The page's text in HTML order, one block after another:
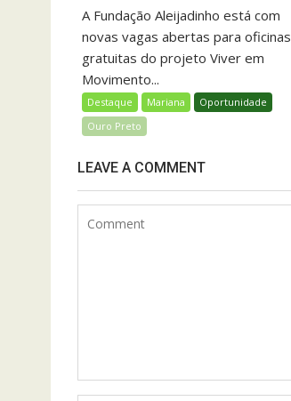
A Fundação Aleijadinho está com
novas vagas abertas para oficinas
gratuitas do projeto Viver em
Movimento...
Destaque Mariana
Oportunidade
Ouro Preto
LEAVE A COMMENT